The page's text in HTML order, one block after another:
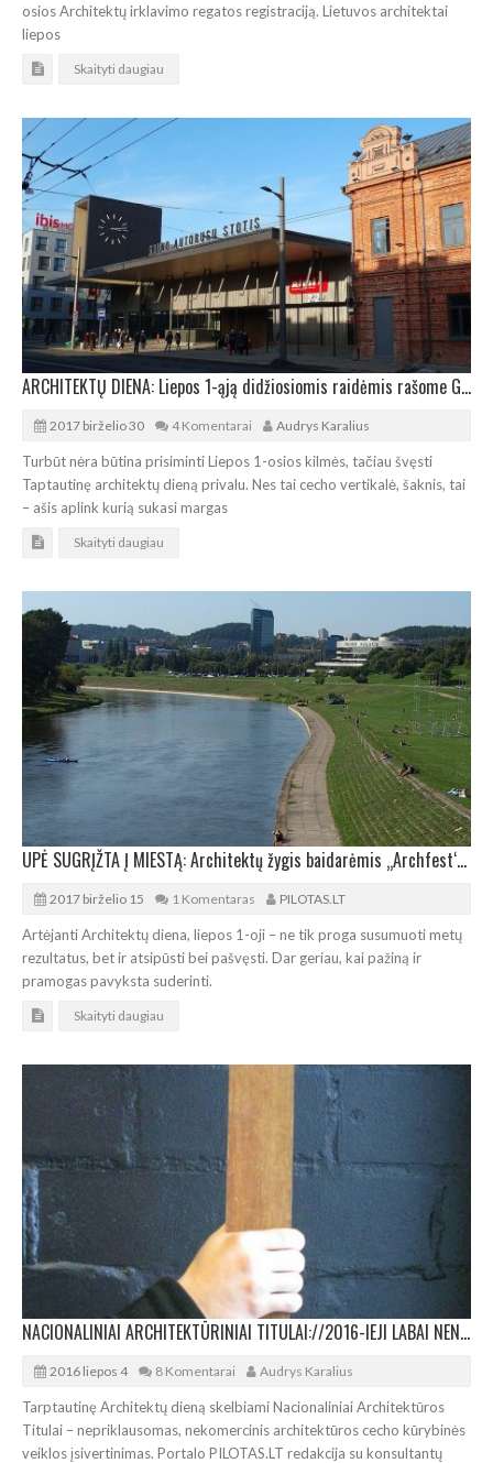
osios Architektų irklavimo regatos registraciją. Lietuvos architektai
liepos
Skaityti daugiau
ARCHITEKTŲ DIENA: Liepos 1-ąją didžiosiomis raidėmis rašome Gintarą Balčytį
2017 birželio 30 4 Komentarai Audrys Karalius
Turbūt nėra būtina prisiminti Liepos 1-osios kilmės, tačiau švęsti
Taptautinę architektų dieną privalu. Nes tai cecho vertikalė, šaknis, tai
– ašis aplink kurią sukasi margas
Skaityti daugiau
UPĖ SUGRĮŽTA Į MIESTĄ: Architektų žygis baidarėmis „Archfest‘17“
2017 birželio 15 1 Komentaras PILOTAS.LT
Artėjanti Architektų diena, liepos 1-oji – ne tik proga susumuoti metų
rezultatus, bet ir atsipūsti bei pašvęsti. Dar geriau, kai pažiną ir
pramogas pavyksta suderinti.
Skaityti daugiau
NACIONALINIAI ARCHITEKTŪRINIAI TITULAI://2016-IEJI LABAI NENUOBODŪS METAI
2016 liepos 4 8 Komentarai Audrys Karalius
Tarptautinę Architektų dieną skelbiami Nacionaliniai Architektūros
Titulai – nepriklausomas, nekomercinis architektūros cecho kūrybinės
veiklos įsivertinimas. Portalo PILOTAS.LT redakcija su konsultantų